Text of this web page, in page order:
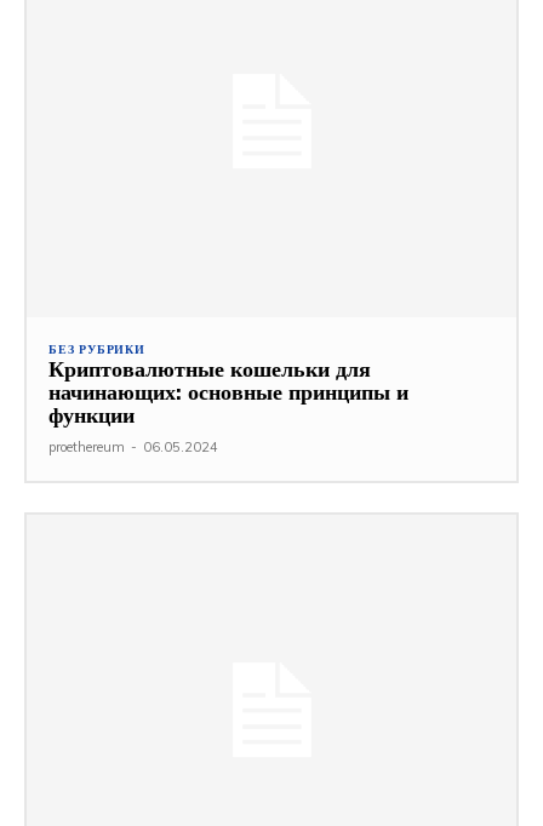
БЕЗ РУБРИКИ
Криптовалютные кошельки для
начинающих: основные принципы и
функции
proethereum - 06.05.2024